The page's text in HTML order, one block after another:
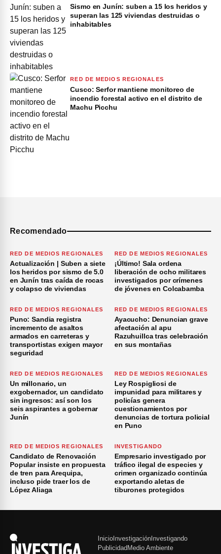
Sismo en Junín: suben a 15 los heridos y
superan las 125 viviendas destruidas o
inhabitables
RED DE MEDIOS REGIONALES
Cusco: Serfor mantiene monitoreo de
incendio forestal activo en el distrito de
Machu Picchu
Recomendado
RED DE MEDIOS REGIONALES
Actualización | Suben a siete
los heridos por sismo de 5.0
en Junín tras caída de rocas
y colapso de viviendas
RED DE MEDIOS REGIONALES
¡Último! Sala ordena
liberación de ocho militares
investigados por crímenes
de jóvenes en Colcabamba
RED DE MEDIOS REGIONALES
Puno: Sandia registra
incremento de asaltos
armados en carreteras y
transportistas exigen mayor
seguridad
RED DE MEDIOS REGIONALES
Ayacucho: Denuncian grave
afectación al apu
Razuhuillca tras celebración
en sus montañas
RED DE MEDIOS REGIONALES
Un millonario, un
exgobernador, un candidato
sin ingresos: así son los
seis aspirantes a gobernar
Junín
RED DE MEDIOS REGIONALES
Ley Rospigliosi de
impunidad para militares y
policías genera
cuestionamientos por
denuncias de tortura policial
en Puno
RED DE MEDIOS REGIONALES
Candidato de Renovación
Popular insiste en propuesta
de tren para Arequipa,
incluso pide traer los de
López Aliaga
INVESTIGANDO
Empresario investigado por
tráfico ilegal de especies y
crimen organizado continúa
exportando aletas de
tiburones protegidos
Inicio Investigación Investigando
Publicidad Medio Ambiente